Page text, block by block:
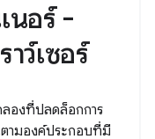
นอร์ -
ว์เซอร์
องที่ปลดล็อกการ
ามองค์ประกอบที่มี